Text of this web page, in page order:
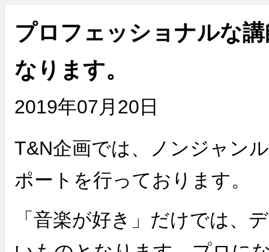
プロフェッショナルな
なります。
2019年07月20日
T&N企画では、ノンジャン
ポートを行っております。
「音楽が好き」だけでは、